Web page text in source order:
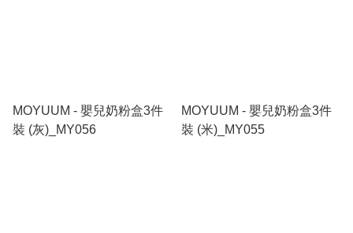
MOYUUM - 嬰兒奶粉盒3件
裝 (灰)_MY056
MOYUUM - 嬰兒奶粉盒3件
裝 (米)_MY055